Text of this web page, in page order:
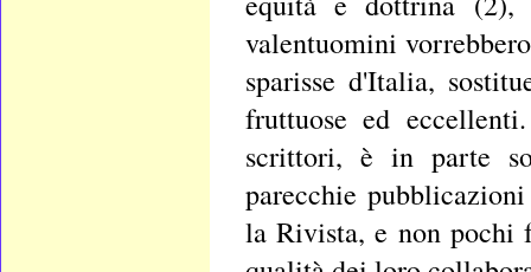
valentuomini
sparisse d'Italia,
fruttuose ed
scrittori, è in parte
parecchie
la Rivista, e non pochi